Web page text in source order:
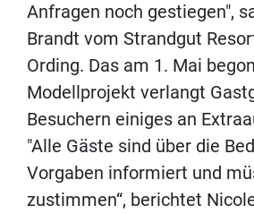
Anfragen noch gestiegen",
Brandt vom Strandgut
Ording. Das am 1. Mai
Modellprojekt verlangt
Besuchern einiges an
"Alle Gäste sind über die
Vorgaben informiert und
zustimmen“, berichtet